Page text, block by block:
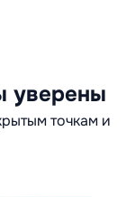
уверены
точкам и